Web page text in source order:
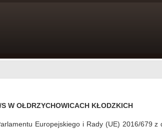
W OŁDRZYCHOWICACH KŁODZKICH
Europejskiego i Rady (UE) 2016/679 z